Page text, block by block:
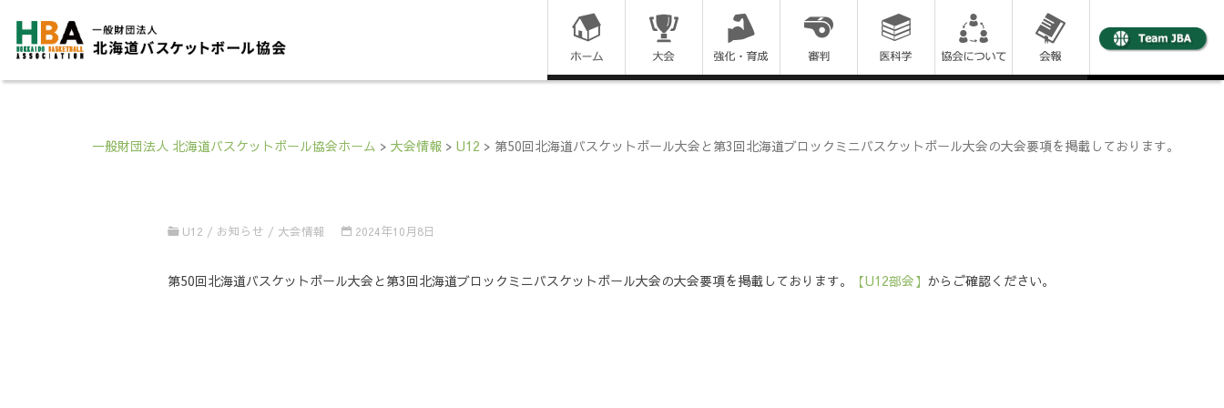
コ
ン
キ
一般財団法人 北海道バスケットボール協会ホーム > 大会情報> U12 > 第50回北海道バスケットボール大会と第3回北海道ブロックミニバスケットボール大会の大会要項を掲載しております。
U12 / お知らせ / 大会情報 2024年10月8日
第50回北海道バスケットボール大会と第3回北海道ブロックミニバスケットボール大会の大会要項を掲載しております。 【U12部会】 からご確認ください。